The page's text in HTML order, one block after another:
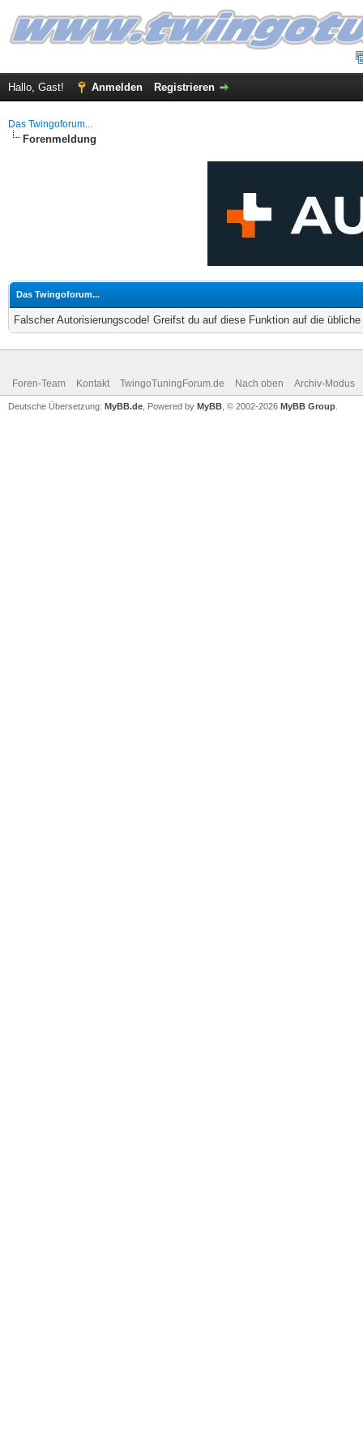
Hallo, Gast! Anmelden Registrieren
Das Twingoforum...
Forenmeldung
Das Twingoforum...
Falscher Autorisierungscode! Greifst du auf diese Funktion auf die
Foren-Team Kontakt TwingoTuningForum.de Nach oben Archiv-Modus
Deutsche Übersetzung: MyBB.de , Powered by MyBB , © 2002-2026 MyBB Group